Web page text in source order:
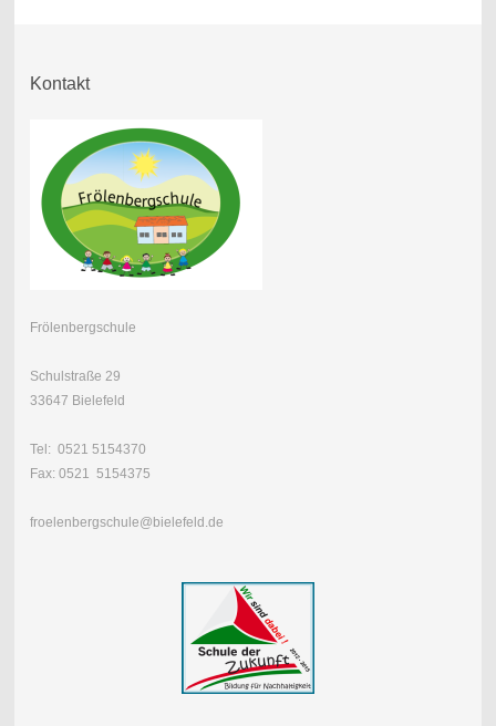
Kontakt
Frölenbergschule
Schulstraße 29
33647 Bielefeld
Tel: 0521 5154370
Fax: 0521 5154375
froelenbergschule@bielefeld.de